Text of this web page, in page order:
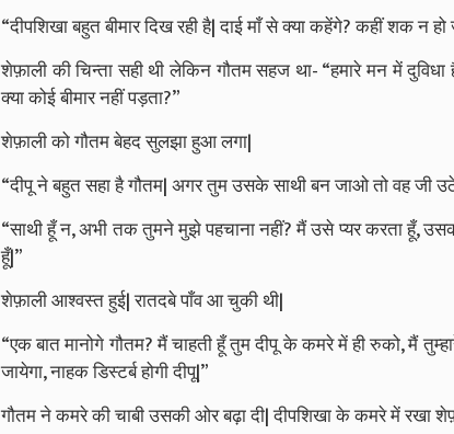
“दीपशिखा बहुत बीमार दिख रही है| दाई माँ से क्या कहेंगे? कहीं शक न हो
शेफ़ाली की चिन्ता सही थी लेकिन गौतम सहज था- “हमारे मन में
क्या कोई बीमार नहीं पड़ता?”
शेफ़ाली को गौतम बेहद सुलझा हुआ लगा|
“दीपू ने बहुत सहा है गौतम| अगर तुम उसके साथी बन जाओ तो वह जी
“साथी हूँ न, अभी तक तुमने मुझे पहचाना नहीं? मैं उसे प्यर करता हूँ,
हूँ|”
शेफ़ाली आश्वस्त हुई| रातदबे पाँव आ चुकी थी|
“एक बात मानोगे गौतम? मैं चाहती हूँ तुम दीपू के कमरे में ही रुको, मैं
जायेगा, नाहक डिस्टर्ब होगी दीपू|”
गौतम ने कमरे की चाबी उसकी ओर बढ़ा दी| दीपशिखा के कमरे में रखा